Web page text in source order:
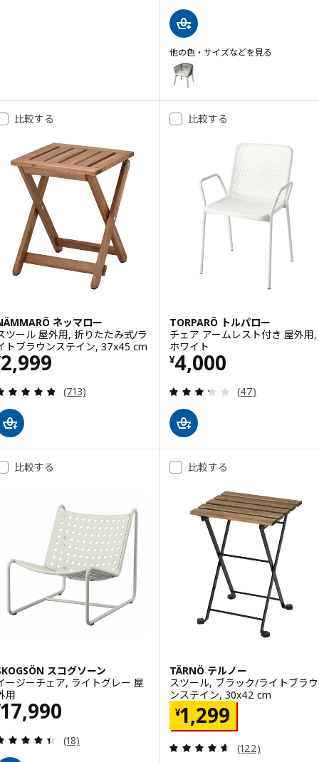
他の色・サイズなどを見る
SEGERÖN セーゲローン
オプション: SEGERÖN セーゲ
比較する
ネッマロー
ツール 屋外用, 折りたたみ式/ラ
トブラウンステイン, 37x45 cm
2,999
格 ¥ 2999
レビュー: 4.8 から 5 星です。 総レビュー数:
(713)
比較する
TORPARÖ トルパロー
チェア アームレスト付き 屋外用,
ホワイト
¥4,000
価格 ¥ 4000
レビュー: 3.3
(47)
比較する
スコグソーン
ージーチェア, ライトグレー 屋
用
17,990
格 ¥ 17990
レビュー: 4.4 から 5 星です。 総レビュー数:
(18)
比較する
TÄRNÖ テルノー
スツール, ブラック/ライトブラウ
ンステイン, 30x42 cm
¥1,299
価格 ¥ 1299
レビュー: 4.6
(122)